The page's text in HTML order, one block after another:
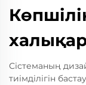
Сістеманың
тиімділігін